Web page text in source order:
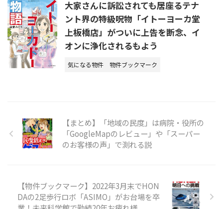
大家さんに訴訟されても居座るテナ
ント界の特級呪物「イトーヨーカ堂
上板橋店」がついに上告を断念、イ
オンに浄化されるもよう
気になる物件 物件ブックマーク
【まとめ】「地域の民度」は病院・役所の
「GoogleMapのレビュー」や「スーパー
のお客様の声」で測れる説
【物件ブックマーク】2022年3月末でHON
DAの2足歩行ロボ「ASIMO」がお台場を卒